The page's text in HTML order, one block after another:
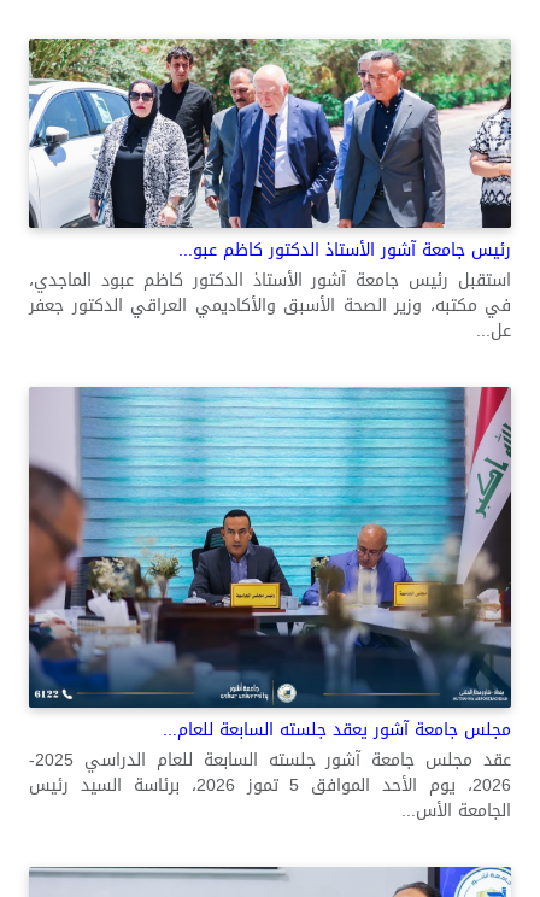
رئيس جامعة آشور الأستاذ الدكتور كاظم عبو...
استقبل رئيس جامعة آشور الأستاذ الدكتور كاظم عبود الماجدي،
في مكتبه، وزير الصحة الأسبق والأكاديمي العراقي الدكتور جعفر
عل...
مجلس جامعة آشور يعقد جلسته السابعة للعام...
عقد مجلس جامعة آشور جلسته السابعة للعام الدراسي 2025-
2026، يوم الأحد الموافق 5 تموز 2026، برئاسة السيد رئيس
الجامعة الأس...